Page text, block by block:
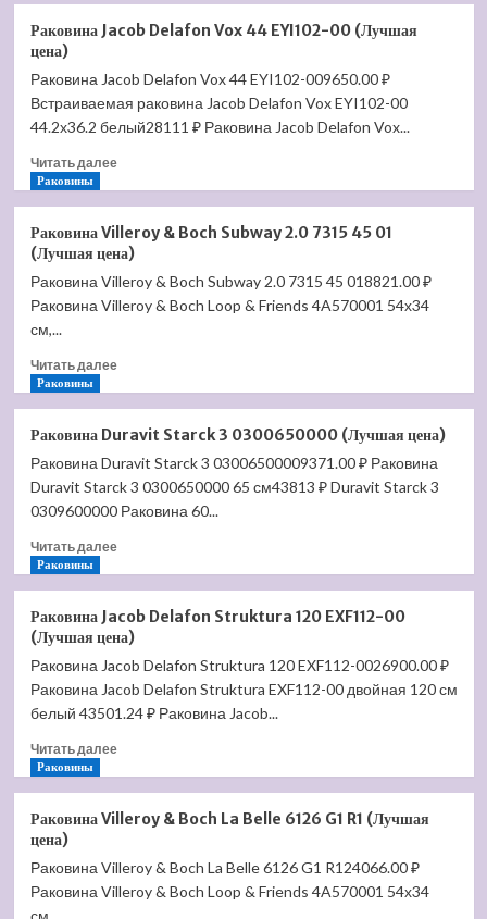
Раковина
Jacob
Nouvelle
Vague
80
00
(Лучшая
цена)
Раковина Jacob Delafon Vox 44 EYI102-00 (Лучшая
цена)
Раковина Jacob Delafon Vox 44 EYI102-009650.00 ₽
Встраиваемая раковина Jacob Delafon Vox EYI102-00
44.2х36.2 белый28111 ₽ Раковина Jacob Delafon Vox...
Читать далееПрочитать
Раковина
Jacob
Delafon
Vox
44
(Лучшая
Раковины
Раковина Villeroy & Boch Subway 2.0 7315 45 01
(Лучшая цена)
Раковина Villeroy & Boch Subway 2.0 7315 45 018821.00 ₽
Раковина Villeroy & Boch Loop & Friends 4A570001 54х34
см,...
Читать далееПрочитать
Раковина
Villeroy
&
Boch
Subway
7315
01
(Лучшая
цена)
Раковины
Раковина Duravit Starck 3 0300650000 (Лучшая цена)
Раковина Duravit Starck 3 03006500009371.00 ₽ Раковина
Duravit Starck 3 0300650000 65 см43813 ₽ Duravit Starck 3
0309600000 Раковина 60...
Читать далееПрочитать
Раковина
Duravit
Starck
3
0300650000
(Лучшая
Раковины
Раковина Jacob Delafon Struktura 120 EXF112-00
(Лучшая цена)
Раковина Jacob Delafon Struktura 120 EXF112-0026900.00 ₽
Раковина Jacob Delafon Struktura EXF112-00 двойная 120 см
белый 43501.24 ₽ Раковина Jacob...
Читать далееПрочитать
Раковина
Jacob
Struktura
120
Раковины
Раковина Villeroy & Boch La Belle 6126 G1 R1 (Лучшая
цена)
Раковина Villeroy & Boch La Belle 6126 G1 R124066.00 ₽
Раковина Villeroy & Boch Loop & Friends 4A570001 54х34
см,...